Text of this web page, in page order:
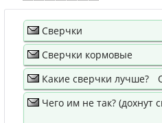
Сверчки
Сверчки кормовые
Какие сверчки лучше?
Чего им не так? (дохнут